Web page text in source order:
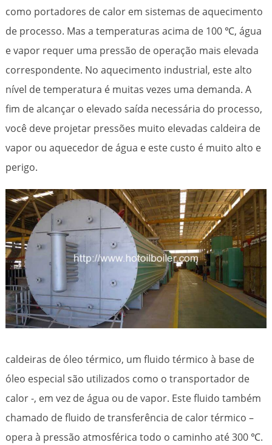
como portadores de calor em sistemas de aquecimento
de processo. Mas a temperaturas acima de 100 ℃, água
e vapor requer uma pressão de operação mais elevada
correspondente. No aquecimento industrial, este alto
nível de temperatura é muitas vezes uma demanda. A
fim de alcançar o elevado saída necessária do processo,
você deve projetar pressões muito elevadas caldeira de
vapor ou aquecedor de água e este custo é muito alto e
perigo.
caldeiras de óleo térmico, um fluido térmico à base de
óleo especial são utilizados como o transportador de
calor -, em vez de água ou de vapor. Este fluido também
chamado de fluido de transferência de calor térmico –
opera à pressão atmosférica todo o caminho até 300 ℃.